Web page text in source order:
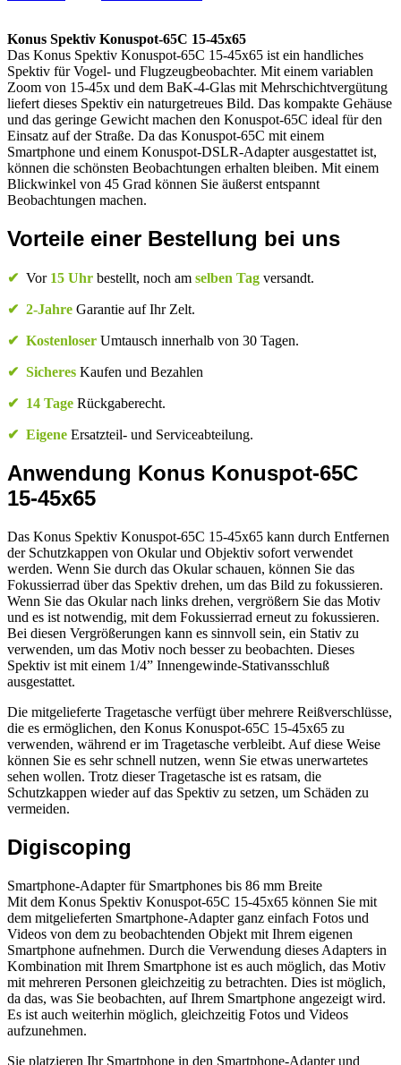
Konus Spektiv Konuspot-65C 15-45x65
Das Konus Spektiv Konuspot-65C 15-45x65 ist ein handliches
Spektiv für Vogel- und Flugzeugbeobachter. Mit einem variablen
Zoom von 15-45x und dem BaK-4-Glas mit Mehrschichtvergütung
liefert dieses Spektiv ein naturgetreues Bild. Das kompakte Gehäuse
und das geringe Gewicht machen den Konuspot-65C ideal für den
Einsatz auf der Straße. Da das Konuspot-65C mit einem
Smartphone und einem Konuspot-DSLR-Adapter ausgestattet ist,
können die schönsten Beobachtungen erhalten bleiben. Mit einem
Blickwinkel von 45 Grad können Sie äußerst entspannt
Beobachtungen machen.
Vorteile einer Bestellung bei uns
✔ Vor 15 Uhr bestellt, noch am selben Tag versandt.
✔ 2-Jahre Garantie auf Ihr Zelt.
✔ Kostenloser Umtausch innerhalb von 30 Tagen.
✔ Sicheres Kaufen und Bezahlen
✔ 14 Tage Rückgaberecht.
✔ Eigene Ersatzteil- und Serviceabteilung.
Anwendung Konus Konuspot-65C
15-45x65
Das Konus Spektiv Konuspot-65C 15-45x65 kann durch Entfernen
der Schutzkappen von Okular und Objektiv sofort verwendet
werden. Wenn Sie durch das Okular schauen, können Sie das
Fokussierrad über das Spektiv drehen, um das Bild zu fokussieren.
Wenn Sie das Okular nach links drehen, vergrößern Sie das Motiv
und es ist notwendig, mit dem Fokussierrad erneut zu fokussieren.
Bei diesen Vergrößerungen kann es sinnvoll sein, ein Stativ zu
verwenden, um das Motiv noch besser zu beobachten. Dieses
Spektiv ist mit einem 1/4” Innengewinde-Stativansschluß
ausgestattet.
Die mitgelieferte Tragetasche verfügt über mehrere Reißverschlüsse,
die es ermöglichen, den Konus Konuspot-65C 15-45x65 zu
verwenden, während er im Tragetasche verbleibt. Auf diese Weise
können Sie es sehr schnell nutzen, wenn Sie etwas unerwartetes
sehen wollen. Trotz dieser Tragetasche ist es ratsam, die
Schutzkappen wieder auf das Spektiv zu setzen, um Schäden zu
vermeiden.
Digiscoping
Smartphone-Adapter für Smartphones bis 86 mm Breite
Mit dem Konus Spektiv Konuspot-65C 15-45x65 können Sie mit
dem mitgelieferten Smartphone-Adapter ganz einfach Fotos und
Videos von dem zu beobachtenden Objekt mit Ihrem eigenen
Smartphone aufnehmen. Durch die Verwendung dieses Adapters in
Kombination mit Ihrem Smartphone ist es auch möglich, das Motiv
mit mehreren Personen gleichzeitig zu betrachten. Dies ist möglich,
da das, was Sie beobachten, auf Ihrem Smartphone angezeigt wird.
Es ist auch weiterhin möglich, gleichzeitig Fotos und Videos
aufzunehmen.
Sie platzieren Ihr Smartphone in den Smartphone-Adapter und